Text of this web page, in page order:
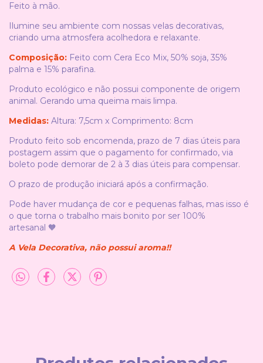
Feito à mão.
Ilumine seu ambiente com nossas velas decorativas,
criando uma atmosfera acolhedora e relaxante.
Composição: Feito com Cera Eco Mix, 50% soja, 35%
palma e 15% parafina.
Produto ecológico e não possui componente de origem
animal. Gerando uma queima mais limpa.
Medidas: Altura: 7,5cm x Comprimento: 8cm
Produto feito sob encomenda, prazo de 7 dias úteis para
postagem assim que o pagamento for confirmado, via
boleto pode demorar de 2 à 3 dias úteis para compensar.
O prazo de produção iniciará após a confirmação.
Pode haver mudança de cor e pequenas falhas, mas isso é
o que torna o trabalho mais bonito por ser 100%
artesanal 🧡
A Vela Decorativa, não possui aroma!!